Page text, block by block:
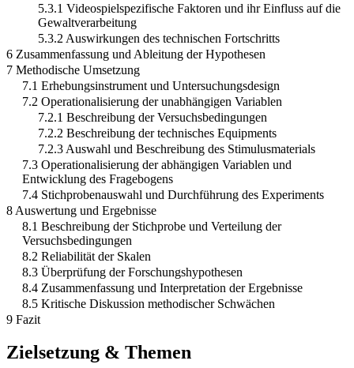
5.3.1 Videospielspezifische Faktoren und ihr Einfluss auf die
Gewaltverarbeitung
5.3.2 Auswirkungen des technischen Fortschritts
6 Zusammenfassung und Ableitung der Hypothesen
7 Methodische Umsetzung
7.1 Erhebungsinstrument und Untersuchungsdesign
7.2 Operationalisierung der unabhängigen Variablen
7.2.1 Beschreibung der Versuchsbedingungen
7.2.2 Beschreibung der technisches Equipments
7.2.3 Auswahl und Beschreibung des Stimulusmaterials
7.3 Operationalisierung der abhängigen Variablen und
Entwicklung des Fragebogens
7.4 Stichprobenauswahl und Durchführung des Experiments
8 Auswertung und Ergebnisse
8.1 Beschreibung der Stichprobe und Verteilung der
Versuchsbedingungen
8.2 Reliabilität der Skalen
8.3 Überprüfung der Forschungshypothesen
8.4 Zusammenfassung und Interpretation der Ergebnisse
8.5 Kritische Diskussion methodischer Schwächen
9 Fazit
Zielsetzung & Themen